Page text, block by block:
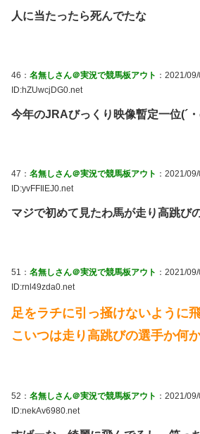
人に当たったら死んでたな
46： 名無しさん＠実況で競馬板アウト ：2021/
ID:hZUwcjDG0.net
今年のJRAびっくり映像暫定一位(´
47： 名無しさん＠実況で競馬板アウト ：2021/
ID:yvFFIlEJ0.net
マジで初めて見たわ馬が走り高跳び
51： 名無しさん＠実況で競馬板アウト ：2021/
ID:rnl49zda0.net
足をラチに引っ掻けないように
こいつは走り高跳びの選手か何
52： 名無しさん＠実況で競馬板アウト ：2021/
ID:nekAv6980.net